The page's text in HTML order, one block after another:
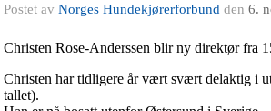
Postet av Norges Hundekjørerforbund den 6.
Christen Rose-Anderssen blir ny direktør fra
Christen har tidligere år vært svært delaktig i
tallet).